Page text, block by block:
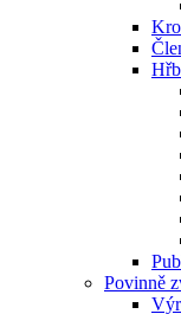
Povinně